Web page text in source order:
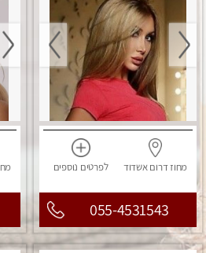
מחוז דרוםאשדוד לפרטים נוספים
055-4531543